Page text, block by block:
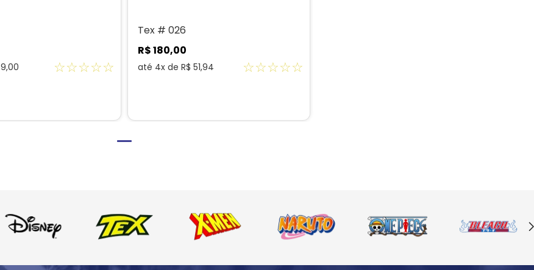
9,00 ☆☆☆☆☆
Tex # 026
R$180,00
até 4x de R$ 51,94 ☆☆☆☆☆